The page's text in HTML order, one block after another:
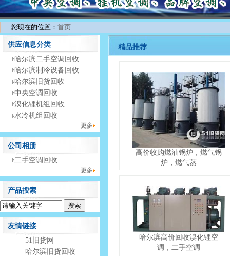
您现在的位置： 首页
供应信息分类
哈尔滨二手空调回收
哈尔滨制冷设备回收
哈尔滨旧货回收
中央空调回收
溴化锂机组回收
水冷机组回收
更多
公司相册
二手空调回收
更多
产品搜索
友情链接
51旧货网
哈尔滨旧货回收
精品推荐
高价收购燃油锅炉，燃气锅
炉，燃气蒸
哈尔滨高价回收溴化锂空
调，二手空调